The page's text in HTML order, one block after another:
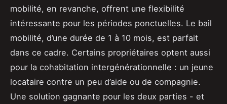
mobilité, en revanche, offrent une flexibilité
intéressante pour les périodes ponctuelles. Le bail
mobilité, d’une durée de 1 à 10 mois, est parfait
dans ce cadre. Certains propriétaires optent aussi
pour la cohabitation intergénérationnelle : un jeune
locataire contre un peu d’aide ou de compagnie.
Une solution gagnante pour les deux parties - et